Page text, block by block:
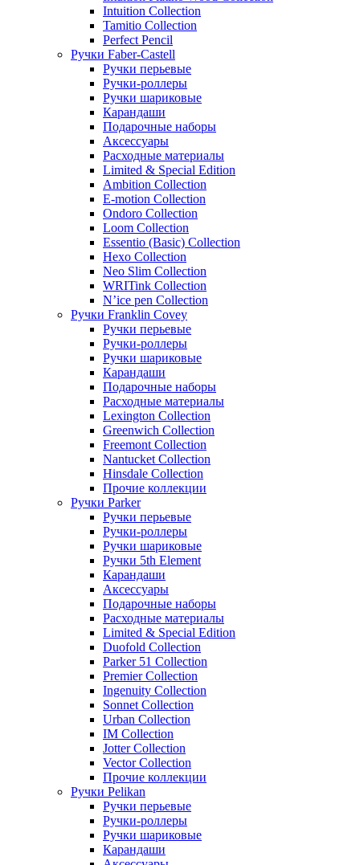
Intuition Collection
Tamitio Collection
Perfect Pencil
Ручки Faber-Castell
Ручки перьевые
Ручки-роллеры
Ручки шариковые
Карандаши
Подарочные наборы
Аксессуары
Расходные материалы
Limited & Special Edition
Ambition Collection
E-motion Collection
Ondoro Collection
Loom Collection
Essentio (Basic) Collection
Hexo Collection
Neo Slim Collection
WRITink Collection
N’ice pen Collection
Ручки Franklin Covey
Ручки перьевые
Ручки-роллеры
Ручки шариковые
Карандаши
Подарочные наборы
Расходные материалы
Lexington Collection
Greenwich Collection
Freemont Collection
Nantucket Collection
Hinsdale Collection
Прочие коллекции
Ручки Parker
Ручки перьевые
Ручки-роллеры
Ручки шариковые
Ручки 5th Element
Карандаши
Аксессуары
Подарочные наборы
Расходные материалы
Limited & Special Edition
Duofold Collection
Parker 51 Collection
Premier Collection
Ingenuity Collection
Sonnet Collection
Urban Collection
IM Collection
Jotter Collection
Vector Collection
Прочие коллекции
Ручки Pelikan
Ручки перьевые
Ручки-роллеры
Ручки шариковые
Карандаши